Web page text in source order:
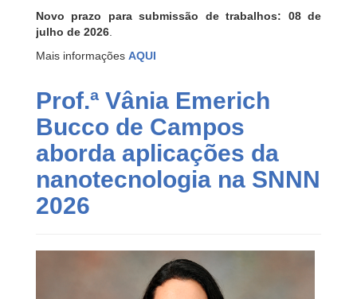
Novo prazo para submissão de trabalhos:
08 de
julho de 2026.
Mais informações AQUI
Prof.ª Vânia Emerich
Bucco de Campos
aborda aplicações da
nanotecnologia na SNNN
2026